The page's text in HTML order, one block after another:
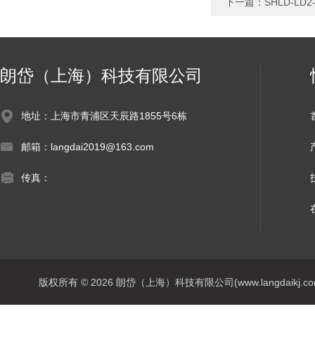
朗岱（上海）科技有限公司
地址：上海市青浦区天辰路1855号6栋
邮箱：langdai2019@163.com
传真：
版权所有 © 2026 朗岱（上海）科技有限公司